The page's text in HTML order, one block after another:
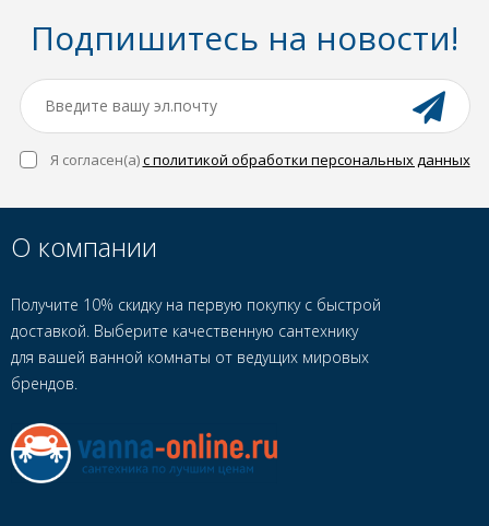
Подпишитесь на новости!
Я согласен(a)с политикой обработки персональных данных
О компании
Получите 10% скидку на первую покупку с быстрой
доставкой. Выберите качественную сантехнику
для вашей ванной комнаты от ведущих мировых
брендов.